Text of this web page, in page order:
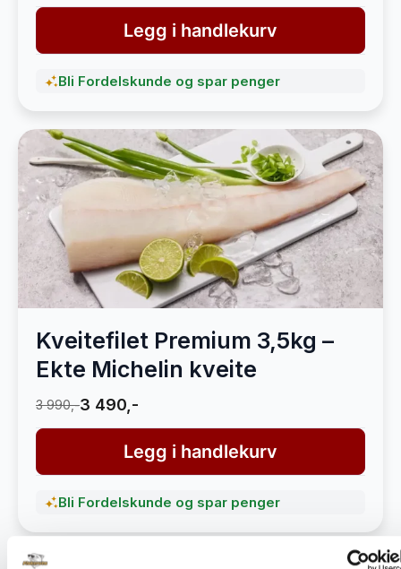
Legg i handlekurv
Bli Fordelskunde og spar penger
Kveitefilet Premium 3,5kg –
Ekte Michelin kveite
3 990,-3 490,-
Legg i handlekurv
Bli Fordelskunde og spar penger